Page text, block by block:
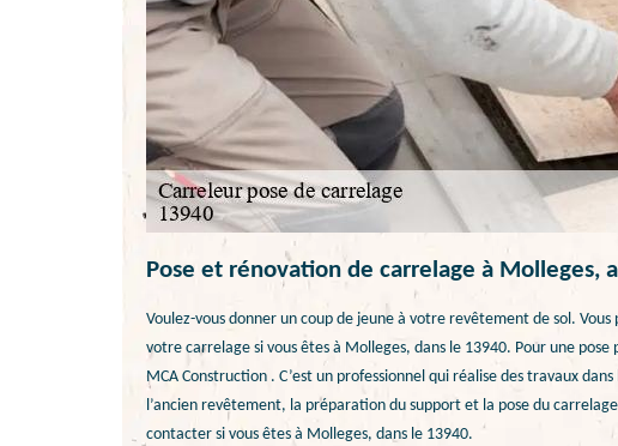
Pose et rénovation de carrelage à Molleges,
Voulez-vous donner un coup de jeune à votre revêtement de sol.
votre carrelage si vous êtes à Molleges, dans le 13940. Pour une
MCA Construction . C’est un professionnel qui réalise des travaux
l’ancien revêtement, la préparation du support et la pose du
contacter si vous êtes à Molleges, dans le 13940.